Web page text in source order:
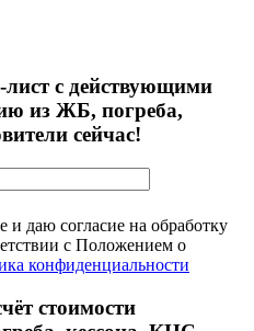
с действующими
из ЖБ, погреба,
сейчас!
даю согласие на обработку
с Положением о
конфиденциальности
стоимости